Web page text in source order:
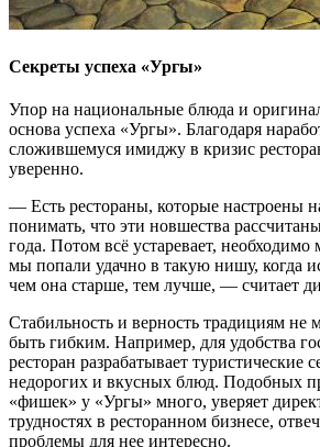
Секреты успеха «Ургы»
Упор на национальные блюда и
основа успеха «Ургы». Благодаря
сложившемуся имиджу в кризис
уверенно.
— Есть рестораны, которые настроены
понимать, что эти новшества
года. Потом всё устаревает,
мы попали удачно в такую нишу, когда
чем она старше, тем лучше, — считает
Стабильность и верность традициям не
быть гибким. Например, для удобства
ресторан разрабатывает туристические
недорогих и вкусных блюд. Подобных
«фишек» у «Ургы» много, уверяет
трудностях в ресторанном бизнесе,
проблемы для нее интересно.